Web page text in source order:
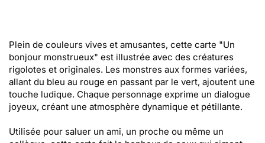
Plein de couleurs vives et amusantes, cette carte "Un
bonjour monstrueux" est illustrée avec des créatures
rigolotes et originales. Les monstres aux formes variées,
allant du bleu au rouge en passant par le vert, ajoutent une
touche ludique. Chaque personnage exprime un dialogue
joyeux, créant une atmosphère dynamique et pétillante.
Utilisée pour saluer un ami, un proche ou même un